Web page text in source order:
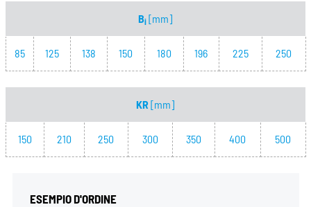
Bi [mm]
85 125 138 150 180 196 225 250
KR[mm]
150 210 250 300 350 400 500
ESEMPIO D'ORDINE